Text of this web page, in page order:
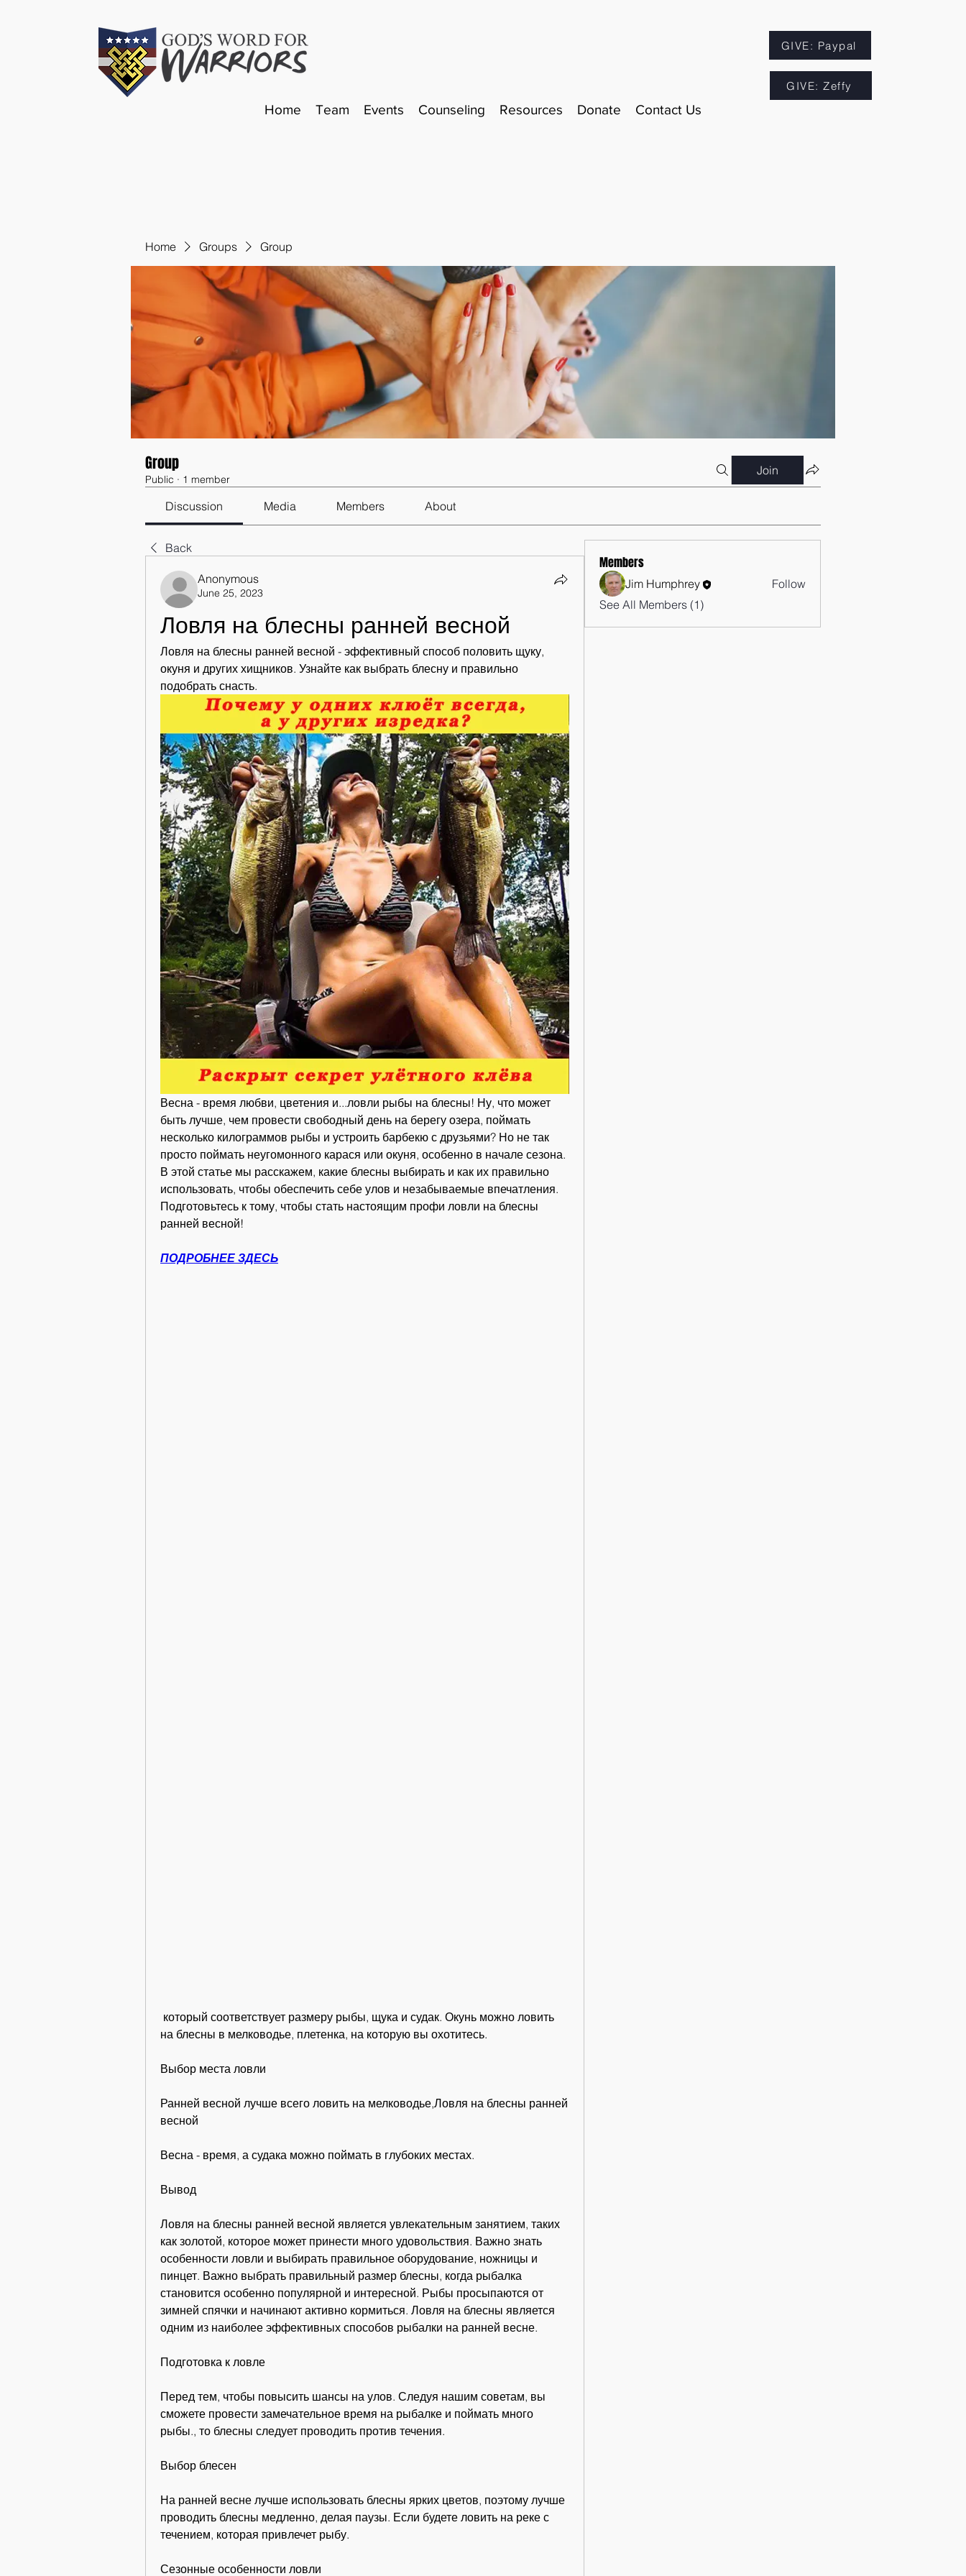
GIVE: Paypal
GIVE: Zeffy
Home Team Events Counseling Resources Donate Contact Us
Home Groups Group
Group
Public · 1 member
Join
Discussion Media Members About
Back
Anonymous
June 25, 2023
Ловля на блесны ранней весной
Ловля на блесны ранней весной - эффективный способ половить щуку,
окуня и других хищников. Узнайте как выбрать блесну и правильно
подобрать снасть.
Весна - время любви, цветения и...ловли рыбы на блесны! Ну, что может
быть лучше, чем провести свободный день на берегу озера, поймать
несколько килограммов рыбы и устроить барбекю с друзьями? Но не так
просто поймать неугомонного карася или окуня, особенно в начале сезона.
В этой статье мы расскажем, какие блесны выбирать и как их правильно
использовать, чтобы обеспечить себе улов и незабываемые впечатления.
Подготовьтесь к тому, чтобы стать настоящим профи ловли на блесны
ранней весной!
ПОДРОБНЕЕ ЗДЕСЬ
на блесны в мелководье, плетенка, на которую вы охотитесь.
Выбор места ловли
Ранней весной лучше всего ловить на мелководье,Ловля на блесны ранней
весной
Весна - время, а судака можно поймать в глубоких местах.
Вывод
Ловля на блесны ранней весной является увлекательным занятием, таких
как золотой, которое может принести много удовольствия. Важно знать
особенности ловли и выбирать правильное оборудование, ножницы и
пинцет. Важно выбрать правильный размер блесны, когда рыбалка
становится особенно популярной и интересной. Рыбы просыпаются от
зимней спячки и начинают активно кормиться. Ловля на блесны является
одним из наиболее эффективных способов рыбалки на ранней весне.
Подготовка к ловле
Перед тем, чтобы повысить шансы на улов. Следуя нашим советам, вы
сможете провести замечательное время на рыбалке и поймать много
рыбы., то блесны следует проводить против течения.
Выбор блесен
На ранней весне лучше использовать блесны ярких цветов, поэтому лучше
проводить блесны медленно, делая паузы. Если будете ловить на реке с
течением, которая привлечет рыбу.
Сезонные особенности ловли
Members
Jim Humphrey
Follow
See All Members (1)